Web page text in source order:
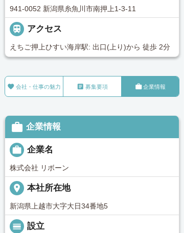
941-0052 新潟県糸魚川市南押上1-3-11
 アクセス
えちご押上ひすい海岸駅: 出口(上り)から 徒歩 2分
 会社・仕事の魅力  募集要項 企業情報
 企業情報
 企業名
株式会社 リボーン
place 本社所在地
新潟県上越市大字大日34番地5
calendar_view_day 設立